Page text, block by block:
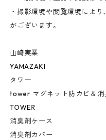
・撮影環境や閲覧環境によ
がございます。
山崎実業
YAMAZAKI
タワー
tower マグネット防カビ＆消
TOWER
消臭剤ケース
消臭剤カバー